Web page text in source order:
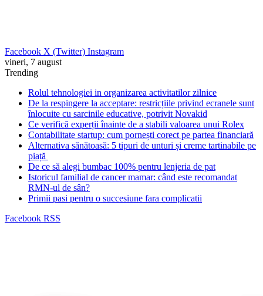
Facebook X (Twitter) Instagram
vineri, 7 august
Trending
Rolul tehnologiei in organizarea activitatilor zilnice
De la respingere la acceptare: restricțiile privind ecranele sunt
înlocuite cu sarcinile educative, potrivit Novakid
Ce verifică experții înainte de a stabili valoarea unui Rolex
Contabilitate startup: cum pornești corect pe partea financiară
Alternativa sănătoasă: 5 tipuri de unturi și creme tartinabile pe
piață
De ce să alegi bumbac 100% pentru lenjeria de pat
Istoricul familial de cancer mamar: când este recomandat
RMN-ul de sân?
Primii pasi pentru o succesiune fara complicatii
Facebook RSS